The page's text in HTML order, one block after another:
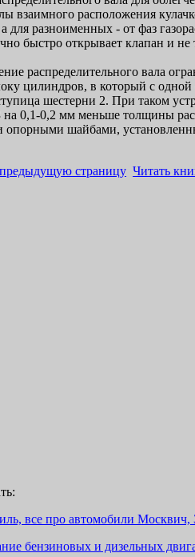
взаимного расположения
для разноименных - от фаз
быстро открывает клапан и
распределительного вала
цилиндров, в который с одной
шестерни 2. При таком
0,1-0,2 мм меньше толщины
опорными шайбами,
страницу Читать
все про автомобили
бензиновых и дизельных